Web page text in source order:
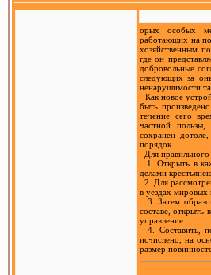
орых особых
работающих на
хозяйственным
где он
добровольные
следующих за
ненарушимости
Как новое
быть
течение сего
частной
сохранен
порядок.
Для
1. Открыть в
делами
2. Для
в уездах мировых
3. Затем
составе, открыть
управление.
4. Составить,
исчислено, на
размер